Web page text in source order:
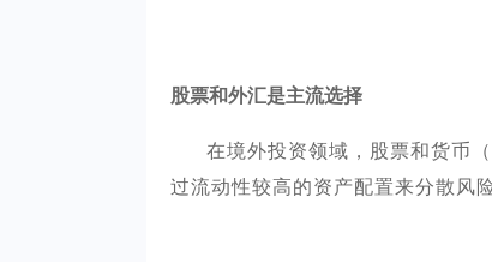
股票和外汇是主流选择
在境外投资领域，股票和货币
过流动性较高的资产配置来分散风